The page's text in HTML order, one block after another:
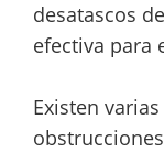
desatascos
efectiva para
Existen